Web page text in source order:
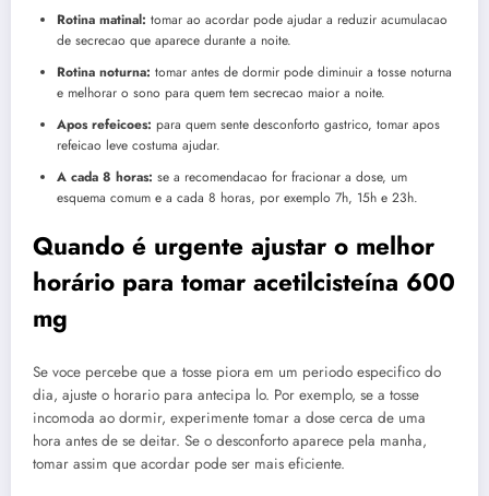
Rotina matinal: tomar ao acordar pode ajudar a reduzir acumulacao
de secrecao que aparece durante a noite.
Rotina noturna: tomar antes de dormir pode diminuir a tosse noturna
e melhorar o sono para quem tem secrecao maior a noite.
Apos refeicoes: para quem sente desconforto gastrico, tomar apos
refeicao leve costuma ajudar.
A cada 8 horas: se a recomendacao for fracionar a dose, um
esquema comum e a cada 8 horas, por exemplo 7h, 15h e 23h.
Quando é urgente ajustar o melhor
horário para tomar acetilcisteína 600
mg
Se voce percebe que a tosse piora em um periodo especifico do
dia, ajuste o horario para antecipa lo. Por exemplo, se a tosse
incomoda ao dormir, experimente tomar a dose cerca de uma
hora antes de se deitar. Se o desconforto aparece pela manha,
tomar assim que acordar pode ser mais eficiente.